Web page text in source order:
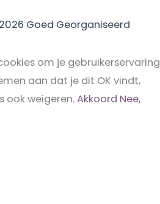
Goed Georganiseerd
om je gebruikerservaring
aan dat je dit OK vindt,
ook weigeren.Akkoord Nee,